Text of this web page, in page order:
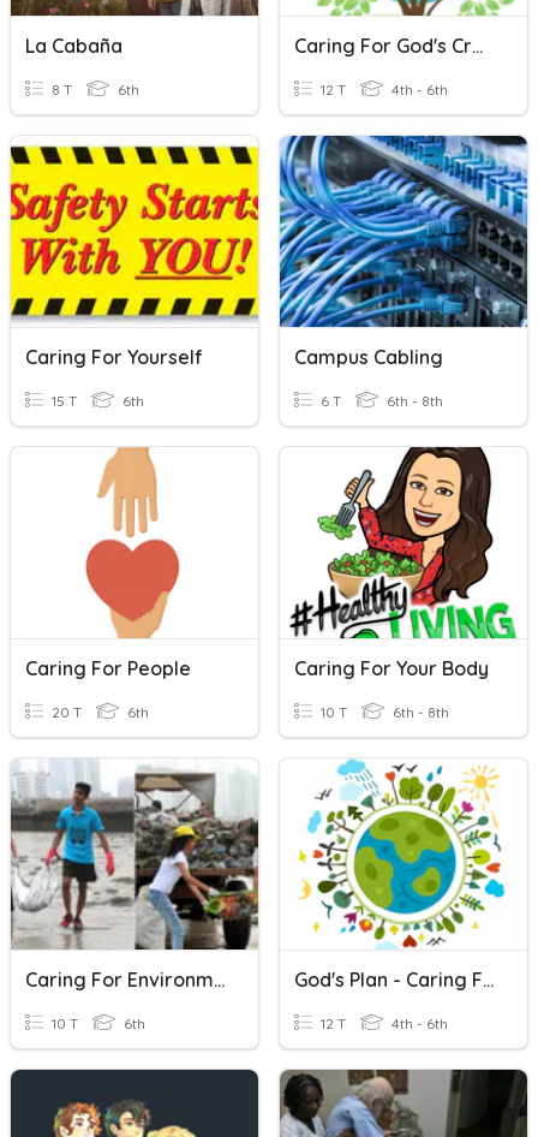
La Cabaña
8 T 6th
Caring For God's Creation
12 T 4th - 6th
Caring For Yourself
15 T 6th
Campus Cabling
6 T 6th - 8th
Caring For People
20 T 6th
Caring For Your Body
10 T 6th - 8th
Caring For Environment (Part 2)
10 T 6th
God's Plan - Caring For Creation
12 T 4th - 6th